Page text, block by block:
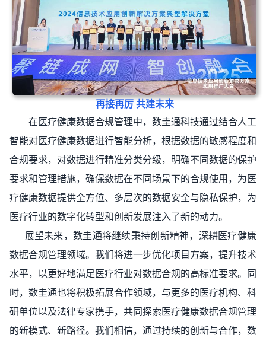
再接再厉 共建未来
在医疗健康数据合规管理中，数圭通科技通过结合人工
智能对医疗健康数据进行智能分析，根据数据的敏感程度和
合规要求，对数据进行精准分类分级，明确不同数据的保护
要求和管理措施，确保数据在不同场景下的合规使用，为医
疗健康数据提供全方位、多层次的数据安全与隐私保护，为
医疗行业的数字化转型和创新发展注入了新的动力。
展望未来，数圭通将继续秉持创新精神，深耕医疗健康
数据合规管理领域。我们将进一步优化项目方案，提升技术
水平，以更好地满足医疗行业对数据合规的高标准要求。同
时，数圭通也将积极拓展合作领域，与更多的医疗机构、科
研单位以及法律专家携手，共同探索医疗健康数据合规管理
的新模式、新路径。我们相信，通过持续的创新与合作，数